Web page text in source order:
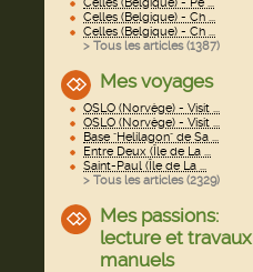
Celles (Belgique) - Ch ...
Celles (Belgique) - Ch ...
> Tous les articles (1387)
Mes voyages
OSLO (Norvège) - Visit ...
OSLO (Norvège) - Visit ...
Base "Helilagon" de Sa ...
Entre Deux (Île de La ...
Saint-Paul (Île de La ...
> Tous les articles (2329)
Mes passions:
lecture et travaux
manuels